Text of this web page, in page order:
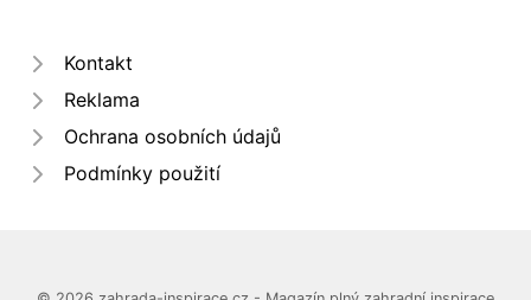
Kontakt
Reklama
Ochrana osobních údajů
Podmínky použití